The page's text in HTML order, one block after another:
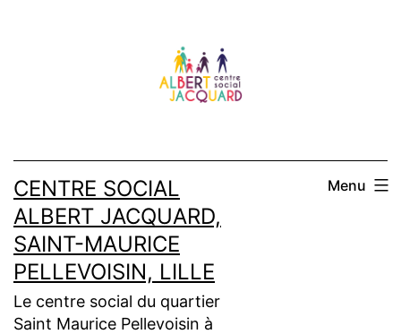
CENTRE SOCIAL
ALBERT JACQUARD,
SAINT-MAURICE
PELLEVOISIN, LILLE
Le centre social du quartier
Saint Maurice Pellevoisin à
Menu